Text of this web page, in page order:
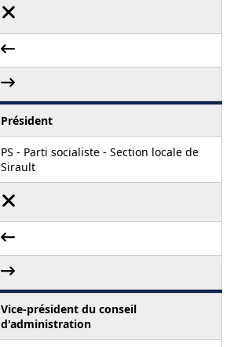
Président
PS - Parti socialiste - Section locale de
Sirault
Vice-président du conseil
d'administration